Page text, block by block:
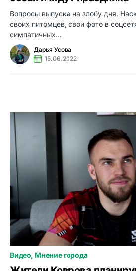
Вопросы выпуска на злобу дня.
своих питомцев, свои фото в
симпатичных…
Дарья Усова
15.06.2022
Видео Мнение города